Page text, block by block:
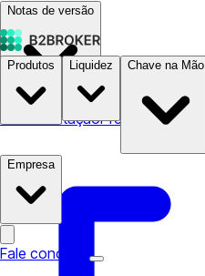
Notas de versão
DocumentaçãoPreços B2STORE
Produtos Liquidez Chave na Mão
Empresa
Fale conosco